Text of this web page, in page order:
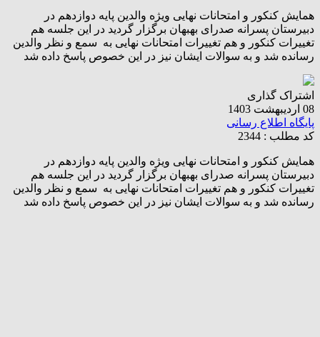
همایش کنکور و امتحانات نهایی ویژه والدین پایه دوازدهم در
دبیرستان پسرانه صدرای بهبهان برگزار گردید در این جلسه هم
تغییرات کنکور و هم تغییرات امتحانات نهایی به سمع و نظر والدین
رسانده شد و به سوالات ایشان نیز در این خصوص پاسخ داده شد
اشتراک گذاری
08 اردیبهشت 1403
پایگاه اطلاع رسانی
کد مطلب : 2344
همایش کنکور و امتحانات نهایی ویژه والدین پایه دوازدهم در
دبیرستان پسرانه صدرای بهبهان برگزار گردید در این جلسه هم
تغییرات کنکور و هم تغییرات امتحانات نهایی به سمع و نظر والدین
رسانده شد و به سوالات ایشان نیز در این خصوص پاسخ داده شد